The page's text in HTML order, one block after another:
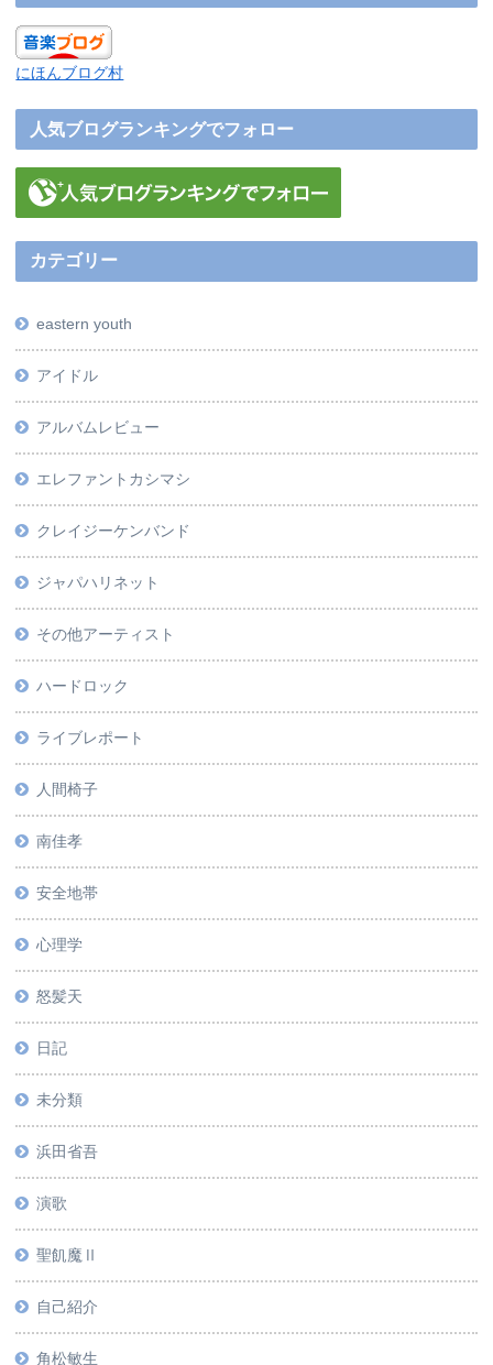
にほんブログ村
人気ブログランキングでフォロー
カテゴリー
eastern youth
アイドル
アルバムレビュー
エレファントカシマシ
クレイジーケンバンド
ジャパハリネット
その他アーティスト
ハードロック
ライブレポート
人間椅子
南佳孝
安全地帯
心理学
怒髪天
日記
未分類
浜田省吾
演歌
聖飢魔Ⅱ
自己紹介
角松敏生